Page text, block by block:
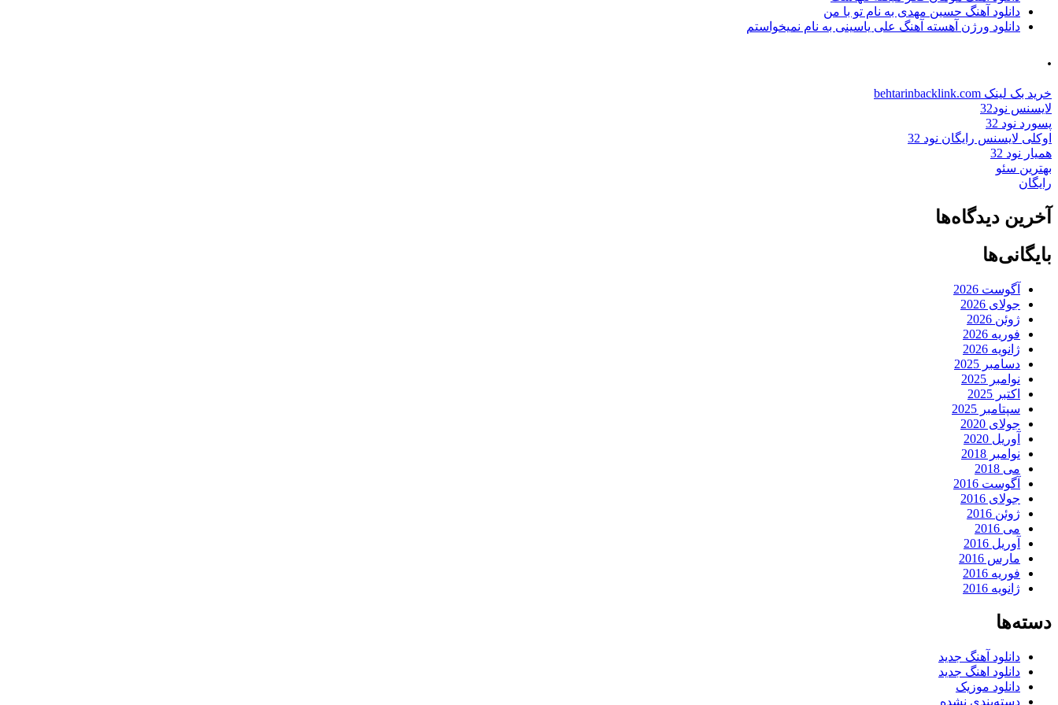
دانلود آهنگ حسین مهدی به نام تو با من
دانلود ورژن آهسته آهنگ علی یاسینی به نام نمیخواستم
.
خرید بک لینک behtarinbacklink.com
لایسنس نود32
پسورد نود 32
اوکلی لایسنس رایگان نود 32
همیار نود 32
بهترین سئو
رایگان
آخرین دیدگاه‌ها
بایگانی‌ها
آگوست 2026
جولای 2026
ژوئن 2026
فوریه 2026
ژانویه 2026
دسامبر 2025
نوامبر 2025
اکتبر 2025
سپتامبر 2025
جولای 2020
آوریل 2020
نوامبر 2018
می 2018
آگوست 2016
جولای 2016
ژوئن 2016
می 2016
آوریل 2016
مارس 2016
فوریه 2016
ژانویه 2016
دسته‌ها
دانلود آهنگ جدید
دانلود اهنگ جدید
دانلود موزیک
دسته‌بندی نشده